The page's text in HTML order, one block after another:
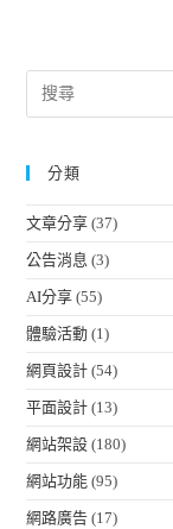
分類
文章分享 (37)
公告消息 (3)
AI分享 (55)
體驗活動 (1)
網頁設計 (54)
平面設計 (13)
網站架設 (180)
網站功能 (95)
網路廣告 (17)